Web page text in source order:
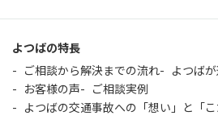
よつばの特長
ご相談から解決までの流れ
よつば
お客様の声
ご相談実例
よつばの交通事故への「想い」と「こ